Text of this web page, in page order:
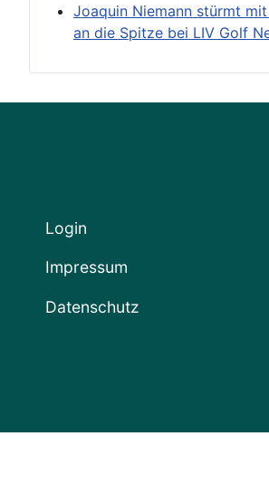
Joaquin Niemann stürmt
an die Spitze bei LIV Golf
Login
Impressum
Datenschutz